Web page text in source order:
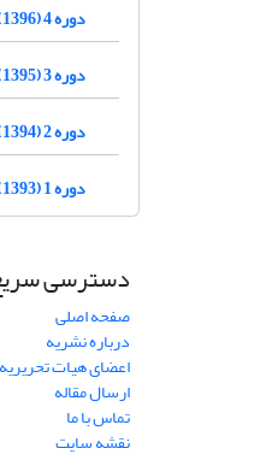
دوره 4 (1396)
دوره 3 (1395)
دوره 2 (1394)
دوره 1 (1393)
دسترسی
صفحه اصلی
درباره نشریه
اعضای هیات تحریریه
ارسال مقاله
تماس با ما
نقشه سایت